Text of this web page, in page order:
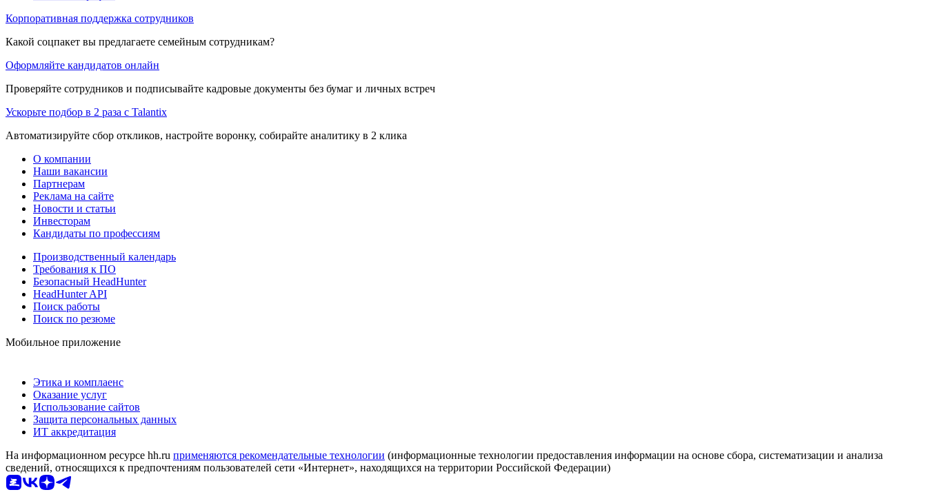
Корпоративная поддержка сотрудников
Какой соцпакет вы предлагаете семейным сотрудникам?
Оформляйте кандидатов онлайн
Проверяйте сотрудников и подписывайте кадровые документы без бумаг и личных встреч
Ускорьте подбор в 2 раза с Talantix
Автоматизируйте сбор откликов, настройте воронку, собирайте аналитику в 2 клика
О компании
Наши вакансии
Партнерам
Реклама на сайте
Новости и статьи
Инвесторам
Кандидаты по профессиям
Производственный календарь
Требования к ПО
Безопасный HeadHunter
HeadHunter API
Поиск работы
Поиск по резюме
Мобильное приложение
Этика и комплаенс
Оказание услуг
Использование сайтов
Защита персональных данных
ИТ аккредитация
На информационном ресурсе hh.ru применяются рекомендательные технологии (информационные технологии предоставления информации на основе сбора, систематизации и анализа
сведений, относящихся к предпочтениям пользователей сети «Интернет», находящихся на территории Российской Федерации)